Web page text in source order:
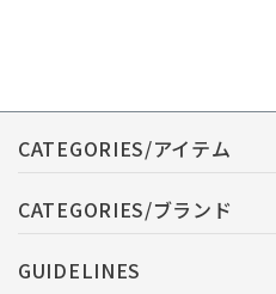
CATEGORIES/アイテム
CATEGORIES/ブランド
GUIDELINES